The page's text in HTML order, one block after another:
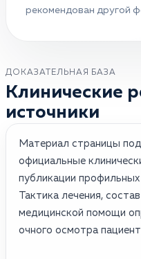
рекомендован другой
ДОКАЗАТЕЛЬНАЯ БАЗА
Клинические
источники
Материал страницы
официальные
публикации профильных
Тактика лечения,
медицинской помощи
очного осмотра